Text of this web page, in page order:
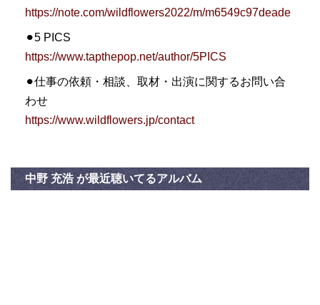
https://note.com/wildflowers2022/m/m6549c97deade
⚫︎5 PICS
https://www.tapthepop.net/author/5PICS
⚫︎仕事の依頼・相談、取材・出演に関するお問い合
わせ
https://www.wildflowers.jp/contact
中野 充浩 が最近聴いてるアルバム